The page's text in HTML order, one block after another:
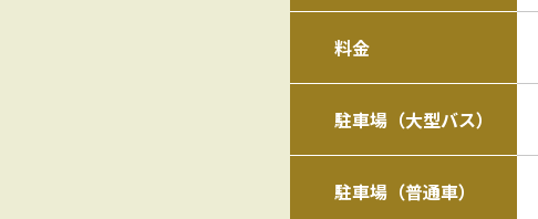
料金
駐車場（大型バス）
駐車場（普通車）